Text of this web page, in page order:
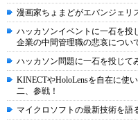
漫画家ちょまどがエバンジェリ
ハッカソンイベントに一石を投
企業の中間管理職の悲哀につい
ハッカソン問題に一石を投じて
KINECTやHoloLensを自在に使
二、参戦！
マイクロソフトの最新技術を語